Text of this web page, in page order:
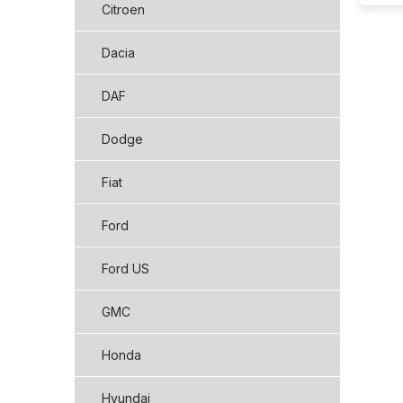
Citroen
Dacia
DAF
Dodge
Fiat
Ford
Ford US
GMC
Honda
Hyundai